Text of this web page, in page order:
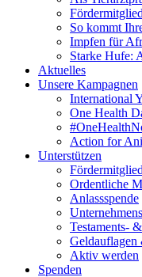
So kommt
Impfen für
Starke Hufe:
Aktuelles
Unsere Kampagnen
International
One Health
Action for
Unterstützen
Ordentliche
Anlassspende
Testaments-
Aktiv werden
Spenden